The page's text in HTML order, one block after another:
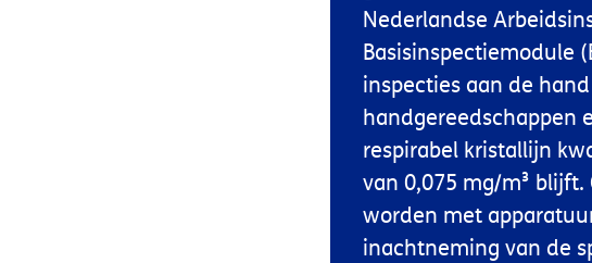
Nederlandse
Basisinspectiemodule
inspecties aan de
handgereedschappen
respirabel kristallijn
van 0,075 mg/m³
worden met
inachtneming van de